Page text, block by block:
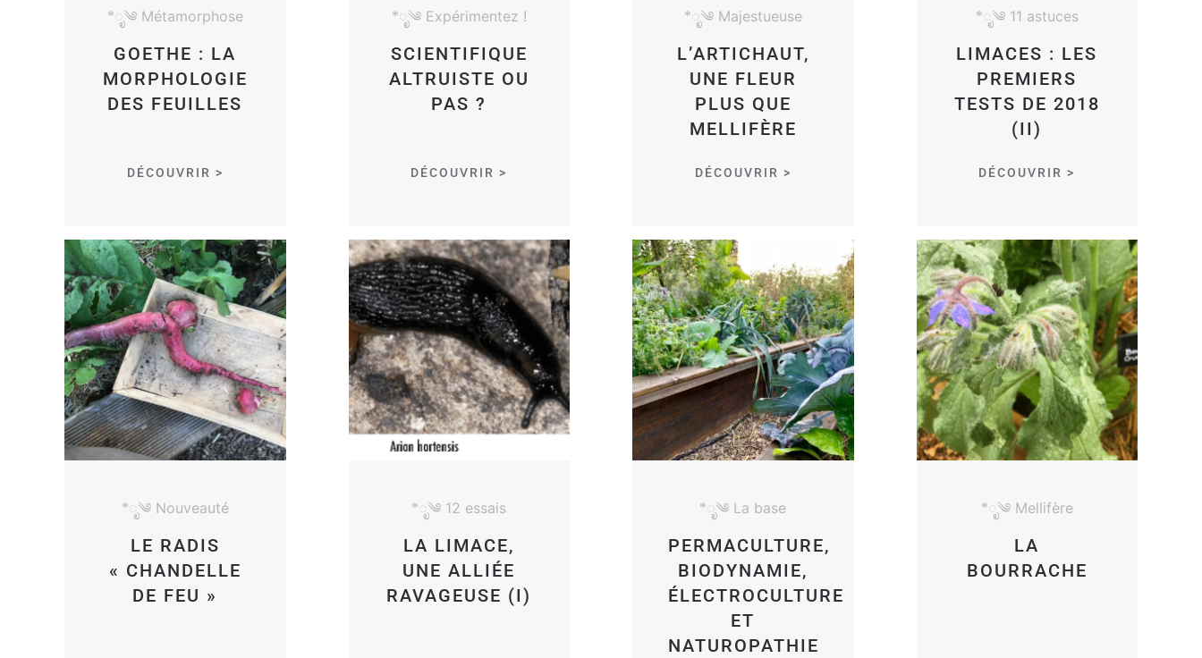
*ೃ༄ Métamorphose
GOETHE : LA
MORPHOLOGIE
DES FEUILLES
DÉCOUVRIR >
*ೃ༄ Expérimentez !
SCIENTIFIQUE
ALTRUISTE OU
PAS ?
DÉCOUVRIR >
*ೃ༄ Majestueuse
L’ARTICHAUT,
UNE FLEUR
PLUS QUE
MELLIFÈRE
DÉCOUVRIR >
*ೃ༄ 11 astuces
LIMACES : LES
PREMIERS
TESTS DE 2018
(II)
DÉCOUVRIR >
*ೃ༄ Nouveauté
LE RADIS
« CHANDELLE
DE FEU »
*ೃ༄ 12 essais
LA LIMACE,
UNE ALLIÉE
RAVAGEUSE (I)
*ೃ༄ La base
PERMACULTURE,
BIODYNAMIE,
ÉLECTROCULTURE
ET
NATUROPATHIE
*ೃ༄ Mellifère
LA
BOURRACHE